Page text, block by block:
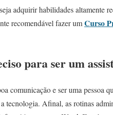
adquirir habilidades altamente
recomendável fazer umCurso
para ser um
comunicação e ser uma pessoa
tecnologia. Afinal, as rotinas